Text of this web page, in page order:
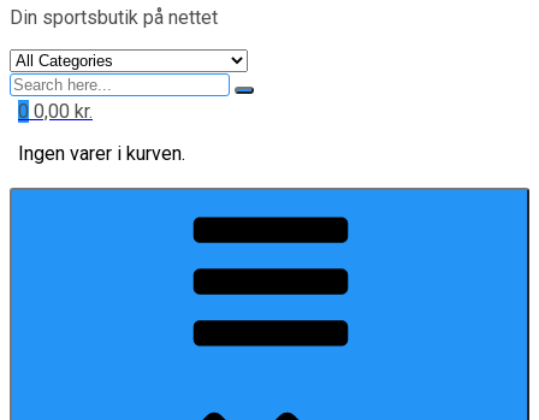
content
Din sportsbutik på nettet
Search
for
0 0,00 kr.
Ingen varer i kurven.